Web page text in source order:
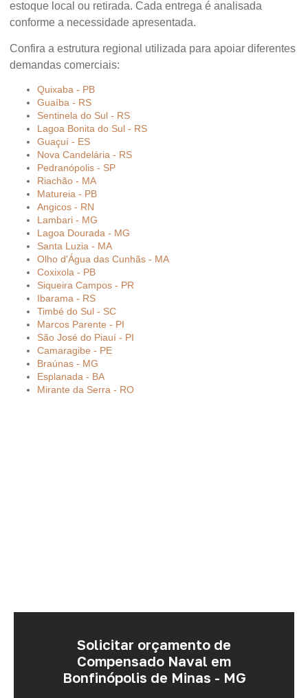
estoque local ou retirada. Cada entrega é analisada
conforme a necessidade apresentada.
Confira a estrutura regional utilizada para apoiar diferentes
demandas comerciais:
Quixaba - PB
Guaíba - RS
Sentinela do Sul - RS
Lagoa Bonita do Sul - RS
Guaçuí - ES
Nova Candelária - RS
Pedranópolis - SP
Riachão - MA
Matureia - PB
Angicos - RN
Lambari - MG
Lagoa Dourada - MG
Santa Luzia - MA
Olho d'Água das Cunhãs - MA
Coxixola - PB
Siqueira Campos - PR
Ibarama - RS
Timbé do Sul - SC
Marcos Parente - PI
São José do Piauí - PI
Camaragibe - PE
Braúnas - MG
Esplanada - BA
Mirante da Serra - RO
Solicitar orçamento de
Compensado Naval em
Bonfinópolis de Minas - MG